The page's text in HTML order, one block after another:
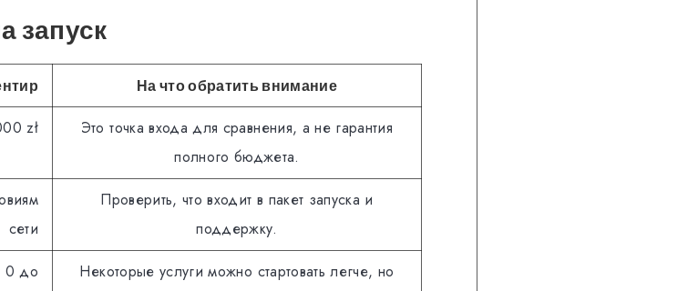
запуск
На что обратить внимание
zł
Это точка входа для сравнения, а не гарантия
полного бюджета.
сети
Проверить, что входит в пакет запуска и
поддержку.
0 до
Некоторые услуги можно стартовать легче, но